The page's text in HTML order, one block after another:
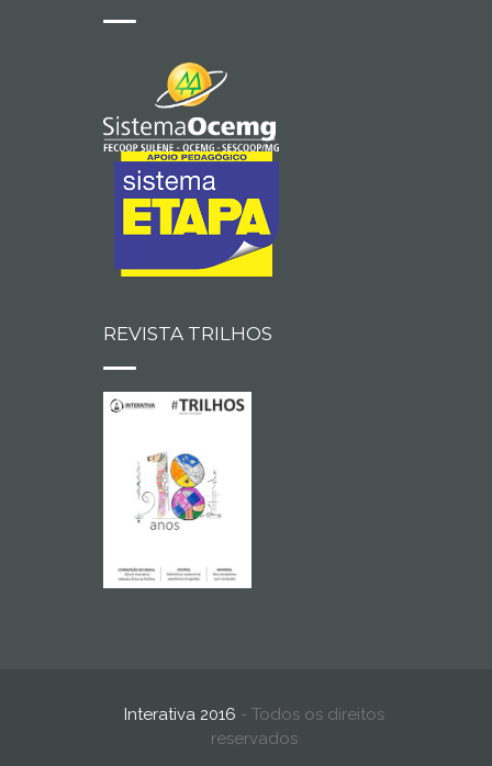
REVISTA TRILHOS
Interativa 2016 - Todos os direitos
reservados